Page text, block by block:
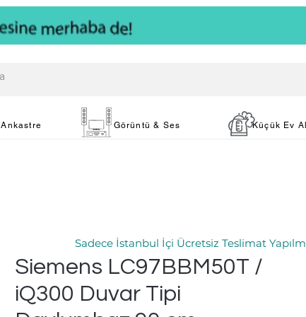
Ankastre Görüntü & Ses Küçük Ev
Siemens LC97BBM50T /
iQ300 Duvar Tipi
Sadece İstanbul İçi Ücretsiz Teslimat